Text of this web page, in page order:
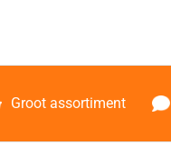
Groot assortiment